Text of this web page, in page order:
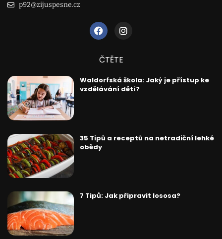
p92@zijuspesne.cz
ČTĚTE
Waldorfská škola: Jaký je přístup ke
vzdělávání dětí?
35 Tipů a receptů na netradiční lehké
obědy
7 Tipů: Jak připravit lososa?